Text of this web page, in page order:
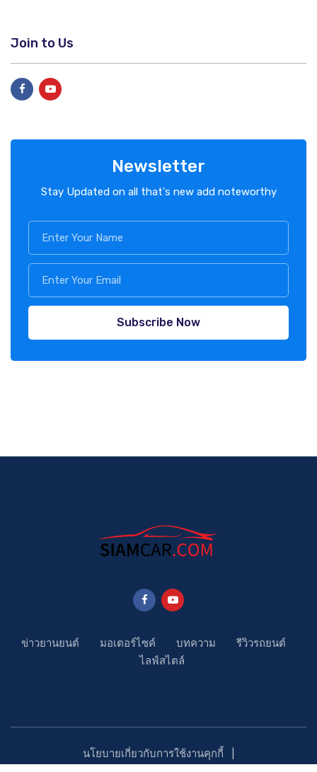
Join to Us
Newsletter
Stay Updated on all that's new add noteworthy
Subscribe Now
ข่าวยานยนต์ มอเตอร์ไซค์ บทความ
รีวิวรถยนต์
ไลฟ์สไตล์
นโยบายเกี่ยวกับการใช้งานคุกกี้